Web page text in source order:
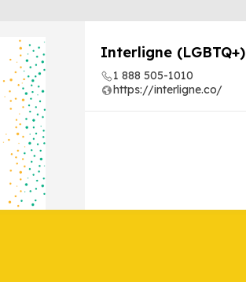
Interligne (LGBTQ+)
1 888 505-1010
https://interligne.co/